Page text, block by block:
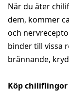
När du äter
dem, kommer
och
binder till vissa
brännande,
Köp